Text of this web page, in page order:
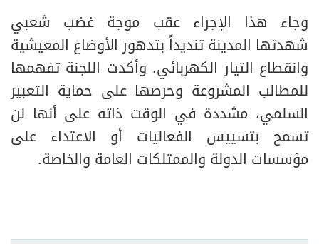
وجاء هذا الإجراء عقب موجة غضب شعبي
شهدتها المدينة تنديداً بتدهور الأوضاع المعيشية
وانقطاع التيار الكهربائي. وأكدت اللجنة تفهمها
للمطالب المشروعة وحرصها على حماية التعبير
السلمي، مشددة في الوقت ذاته على أنها لن
تسمح بتسييس الفعاليات أو الاعتداء على
مؤسسات الدولة والممتلكات العامة والخاصة.